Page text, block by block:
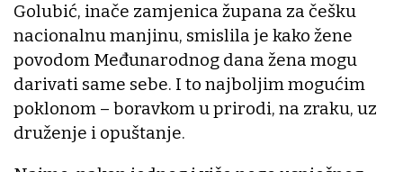
Golubić, inače zamjenica župana za češku
nacionalnu manjinu, smislila je kako žene
povodom Međunarodnog dana žena mogu
darivati same sebe. I to najboljim mogućim
poklonom – boravkom u prirodi, na zraku, uz
druženje i opuštanje.